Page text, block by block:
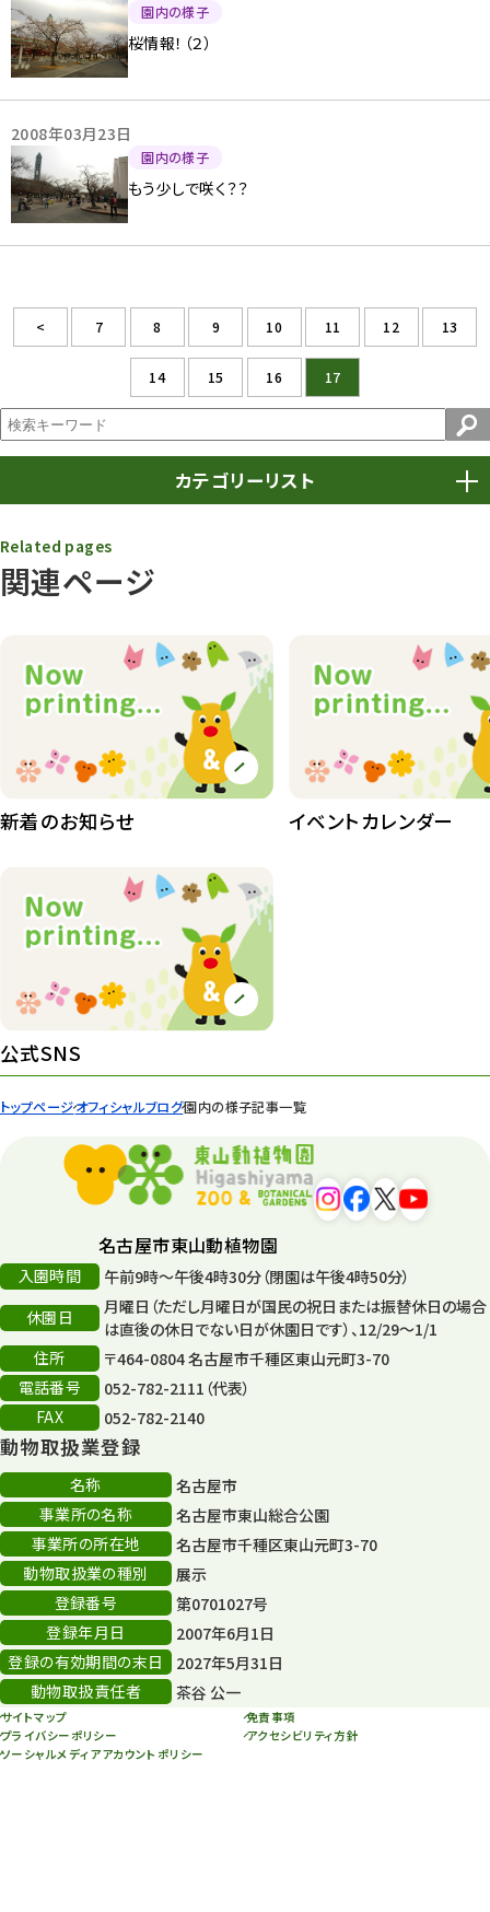
トップページオフィシャルブログ園内の様子記事一覧
園内の様子
桜情報！（２）
2008年03月23日
園内の様子
もう少しで咲く？？
< 7 8 9 10 11 12 13
14 15 16 17
カテゴリーリスト
動物園
動物園その他 117
植物園 510
植物たち 407
植物園長の庭
桜情報
紅葉情報
ズーボ
イベント
平和公園
森のとこやさん
再生
再生フォーラム
80周年
その他
その他イベント
スカイタワー
年末年始のイベント
秋まつり
関連ページ
Related pages
新着のお知らせ イベントカレンダー
公式SNS
名古屋市東山動植物園
入園時間
午前9時～午後4時30分（閉園は午後4時50分）
休園日
月曜日（ただし月曜日が国民の祝日または振替休日の場合
は直後の休日でない日が休園日です）、12/29～1/1
住所
〒464-0804 名古屋市千種区東山元町3-70
電話番号
052-782-2111（代表）
FAX
052-782-2140
動物取扱業登録
名称
名古屋市
事業所の名称
名古屋市東山総合公園
事業所の所在地
名古屋市千種区東山元町3-70
動物取扱業の種別
展示
登録番号
第0701027号
登録年月日
2007年6月1日
登録の有効期間の末日
2027年5月31日
動物取扱責任者
茶谷 公一
サイトマップ
免責事項
プライバシーポリシー
アクセシビリティ方針
ソーシャルメディアアカウントポリシー